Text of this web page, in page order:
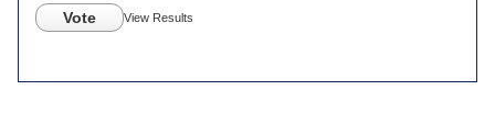
Vote View Results